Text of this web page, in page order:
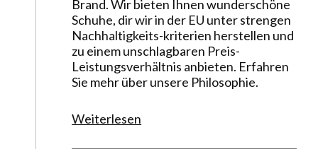
Brand. Wir bieten Ihnen wunderschöne
Schuhe, dir wir in der EU unter strengen
Nachhaltigkeits-kriterien herstellen und
zu einem unschlagbaren Preis-
Leistungsverhältnis anbieten. Erfahren
Sie mehr über unsere Philosophie.
Weiterlesen